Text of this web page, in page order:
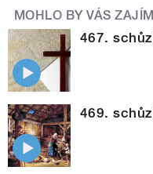
MOHLO BY VÁS
467.
469.